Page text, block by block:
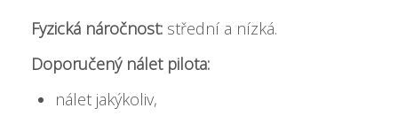
Fyzická náročnost: střední a nízká.
Doporučený nálet pilota:
nálet jakýkoliv,